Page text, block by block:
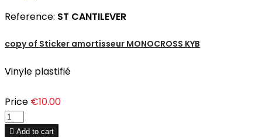
Reference: ST CANTILEVER
copy of Sticker amortisseur MONOCROSS KYB
Vinyle plastifié
Price €10.00
 Add to cart